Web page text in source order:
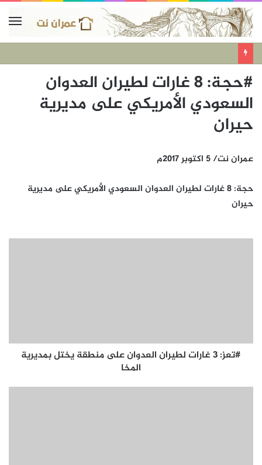
#حجة: 8 غارات لطيران العدوان
السعودي الأمريكي على مديرية
حيران
عمران نت/ 5 اكتوبر 2017م
حجة: 8 غارات لطيران العدوان السعودي الأمريكي على مديرية
حيران
#تعز: 3 غارات لطيران العدوان على منطقة يختل بمديرية
المخا